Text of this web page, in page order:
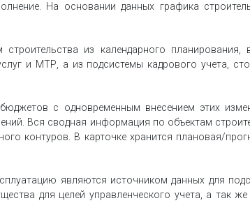
На основании данных графика
из календарного планирования,
и МТР, а из подсистемы кадрового учета,
с одновременным внесением этих
Вся сводная информация по объектам
контуров. В карточке хранится плановая/
являются источником данных для
для целей управленческого учета, а так же